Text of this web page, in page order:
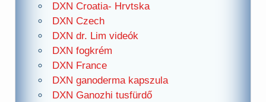
DXN Croatia- Hrvtska
DXN Czech
DXN dr. Lim videók
DXN fogkrém
DXN France
DXN ganoderma kapszula
DXN Ganozhi tusfürdő